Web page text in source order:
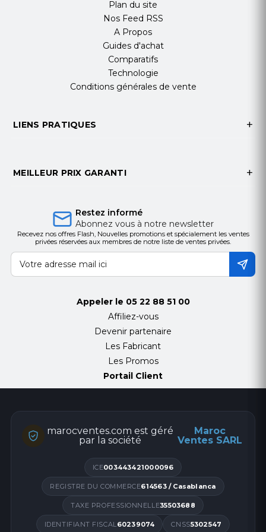
Plan du site
Nos Feed RSS
A Propos
Guides d'achat
Comparatifs
Technologie
Conditions générales de vente
LIENS PRATIQUES
MEILLEUR PRIX GARANTI
Restez informé
Abonnez vous à notre newsletter
Recevez nos offres Flash, Nouvelles promotions et spécialement les ventes
privées réservées aux membres de notre liste de ventes privées.
Appeler le 05 22 88 51 00
Affiliez-vous
Devenir partenaire
Les Fabricant
Les Promos
Portail Client
marocventes.com est géré
par la société
Maroc
Ventes SARL
ICE003443421000096
REGISTRE DU COMMERCE614563 / Casablanca
TAXE PROFESSIONNELLE35503688
IDENTIFIANT FISCAL60239074 CNSS5302547